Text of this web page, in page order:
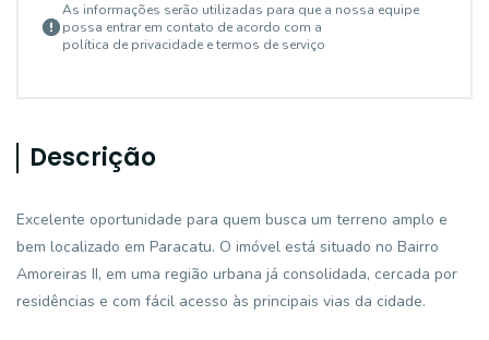
As informações serão utilizadas para que a nossa equipe
possa entrar em contato de acordo com a
política de privacidade e termos de serviço
Descrição
Excelente oportunidade para quem busca um terreno amplo e
bem localizado em Paracatu. O imóvel está situado no Bairro
Amoreiras II, em uma região urbana já consolidada, cercada por
residências e com fácil acesso às principais vias da cidade.